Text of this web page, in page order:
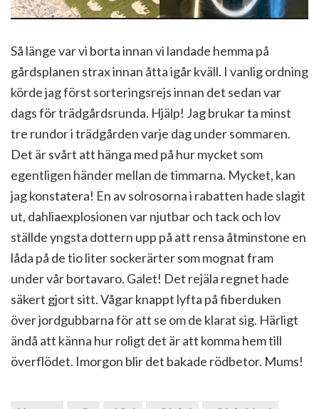
Så länge var vi borta innan vi landade hemma på
gårdsplanen strax innan åtta igår kväll. I vanlig ordning
körde jag först sorteringsrejs innan det sedan var
dags för trädgårdsrunda. Hjälp! Jag brukar ta minst
tre rundor i trädgården varje dag under sommaren.
Det är svårt att hänga med på hur mycket som
egentligen händer mellan de timmarna. Mycket, kan
jag konstatera! En av solrosorna i rabatten hade slagit
ut, dahliaexplosionen var njutbar och tack och lov
ställde yngsta dottern upp på att rensa åtminstone en
låda på de tio liter sockerärter som mognat fram
under vår bortavaro. Galet! Det rejäla regnet hade
säkert gjort sitt. Vågar knappt lyfta på fiberduken
över jordgubbarna för att se om de klarat sig. Härligt
ändå att känna hur roligt det är att komma hem till
överflödet. Imorgon blir det bakade rödbetor. Mums!